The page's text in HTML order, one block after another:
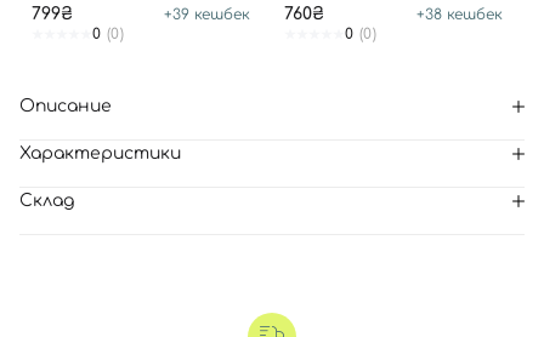
799₴ +39 кешбек
0 (0)
760₴ +38 кешбек
0 (0)
Описание
Характеристики
Склад